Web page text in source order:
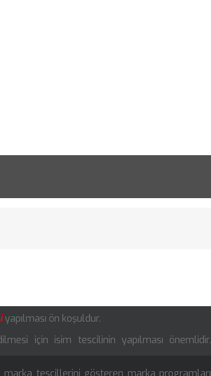
yapılması ön koşuldur.
için isim tescilinin yapılması önemlidir.
marka tescillerini gösteren marka programları